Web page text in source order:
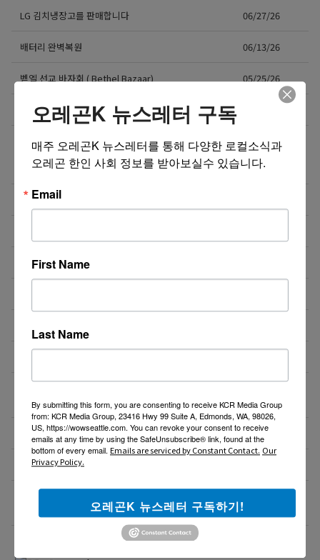
LG 김치냉장고를 판매합니다 06/27/26
배터리 완벽복원 06/13/26
벧엘 선교 바자회 ( Bethel Bazaar) 05/25/26
T-Mobile 한인 공식 대리점
바풀, 일룸, 아람북스, 그레이트북스 등 한국 육아 용
품/전집, 유아 가구 공구하네요. 배송대행/구매대행도
가능!
03/23/26
좋은 맛, 건강, 가격, 무공해 태양초 고추가루!
무공해 태양초 고추가루 & 유기농식품
2
Caresys 마사지의자 판매합니다 12/29/25
Rotisol Self Heating Display (Grab and Go)
지 무료포함 (집으로 배송)
오레곤K 뉴스레터 구독
매주 오레곤K 뉴스레터를 통해 다양한 로컬소식과
오레곤 한인 사회 정보를 받아보실수 있습니다.
Email
First Name
Last Name
By submitting this form, you are consenting to receive KCR Media Group
from: KCR Media Group, 23416 Hwy 99 Suite A, Edmonds, WA, 98026,
US, https://wowseattle.com. You can revoke your consent to receive
emails at any time by using the SafeUnsubscribe® link, found at the
bottom of every email. Emails are serviced by Constant Contact. Our
Privacy Policy.
오레곤K 뉴스레터 구독하기!